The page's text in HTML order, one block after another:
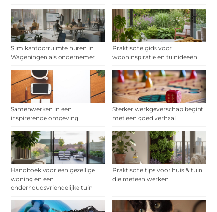
Slim kantoorruimte huren in
Wageningen als ondernemer
Praktische gids voor
wooninspiratie en tuinideeën
Samenwerken in een
inspirerende omgeving
Sterker werkgeverschap begint
met een goed verhaal
Handboek voor een gezellige
woning en een
onderhoudsvriendelijke tuin
Praktische tips voor huis & tuin
die meteen werken